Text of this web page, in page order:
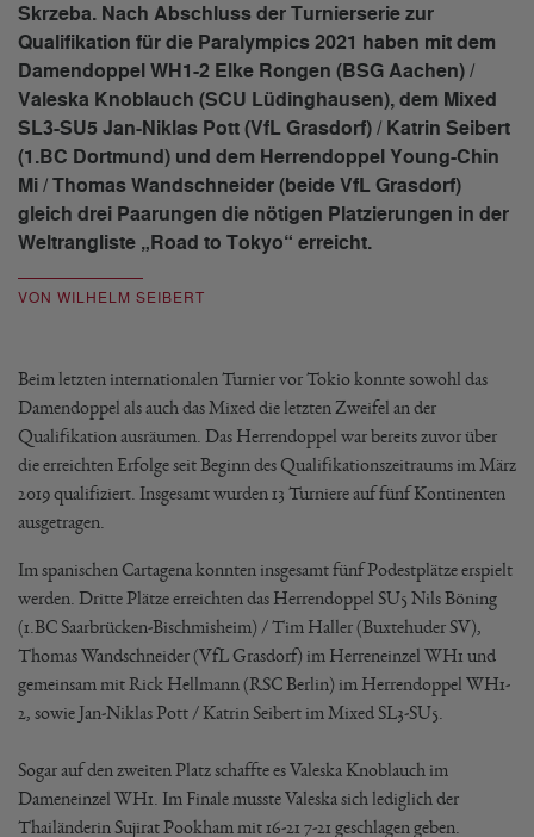
Skrzeba. Nach Abschluss der Turnierserie zur
Qualifikation für die Paralympics 2021 haben mit dem
Damendoppel WH1-2 Elke Rongen (BSG Aachen) /
Valeska Knoblauch (SCU Lüdinghausen), dem Mixed
SL3-SU5 Jan-Niklas Pott (VfL Grasdorf) / Katrin Seibert
(1.BC Dortmund) und dem Herrendoppel Young-Chin
Mi / Thomas Wandschneider (beide VfL Grasdorf)
gleich drei Paarungen die nötigen Platzierungen in der
Weltrangliste „Road to Tokyo“ erreicht.
VON WILHELM SEIBERT
Beim letzten internationalen Turnier vor Tokio konnte sowohl das
Damendoppel als auch das Mixed die letzten Zweifel an der
Qualifikation ausräumen. Das Herrendoppel war bereits zuvor über
die erreichten Erfolge seit Beginn des Qualifikationszeitraums im März
2019 qualifiziert. Insgesamt wurden 13 Turniere auf fünf Kontinenten
ausgetragen.
Im spanischen Cartagena konnten insgesamt fünf Podestplätze erspielt
werden. Dritte Plätze erreichten das Herrendoppel SU5 Nils Böning
(1.BC Saarbrücken-Bischmisheim) / Tim Haller (Buxtehuder SV),
Thomas Wandschneider (VfL Grasdorf) im Herreneinzel WH1 und
gemeinsam mit Rick Hellmann (RSC Berlin) im Herrendoppel WH1-
2, sowie Jan-Niklas Pott / Katrin Seibert im Mixed SL3-SU5.
Sogar auf den zweiten Platz schaffte es Valeska Knoblauch im
Dameneinzel WH1. Im Finale musste Valeska sich lediglich der
Thailänderin Sujirat Pookham mit 16-21 7-21 geschlagen geben.